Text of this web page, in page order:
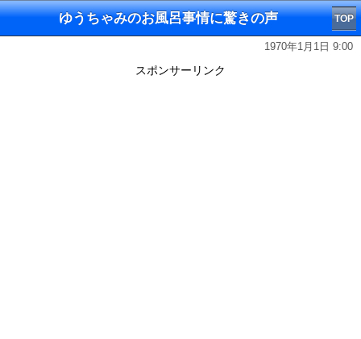
ゆうちゃみのお風呂事情に驚きの声 TOP
1970年1月1日 9:00
スポンサーリンク